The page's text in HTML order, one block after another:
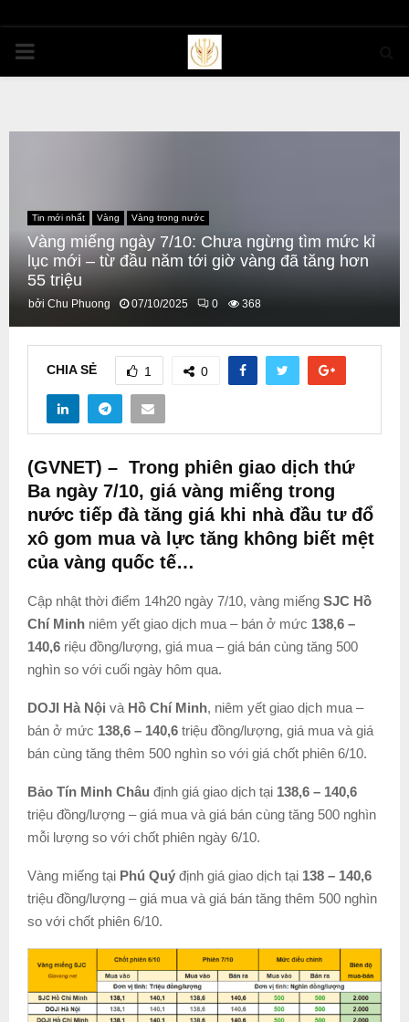
PRIMARY
Tin mới nhất Vàng Vàng trong nước
Vàng miếng ngày 7/10: Chưa ngừng tìm mức kỉ
lục mới – từ đầu năm tới giờ vàng đã tăng hơn
55 triệu
bởi Chu Phuong 07/10/2025 0 368
CHIA SẺ 1 0
(GVNET) – Trong phiên giao dịch thứ
Ba ngày 7/10, giá vàng miếng trong
nước tiếp đà tăng giá khi nhà đầu tư đổ
xô gom mua và lực tăng không biết mệt
của vàng quốc tế…
Cập nhật thời điểm 14h20 ngày 7/10, vàng miếng SJC Hồ
Chí Minh niêm yết giao dịch mua – bán ở mức 138,6 –
140,6 riệu đồng/lượng, giá mua – giá bán cùng tăng 500
nghìn so với cuối ngày hôm qua.
DOJI Hà Nội và Hồ Chí Minh, niêm yết giao dịch mua –
bán ở mức 138,6 – 140,6 triệu đồng/lượng, giá mua và giá
bán cùng tăng thêm 500 nghìn so với giá chốt phiên 6/10.
Bảo Tín Minh Châu định giá giao dịch tại 138,6 – 140,6
triệu đồng/lượng – giá mua và giá bán cùng tăng 500 nghìn
mỗi lượng so với chốt phiên ngày 6/10.
Vàng miếng tại Phú Quý định giá giao dịch tại 138 – 140,6
triệu đồng/lượng – giá mua và giá bán tăng thêm 500 nghìn
so với chốt phiên 6/10.